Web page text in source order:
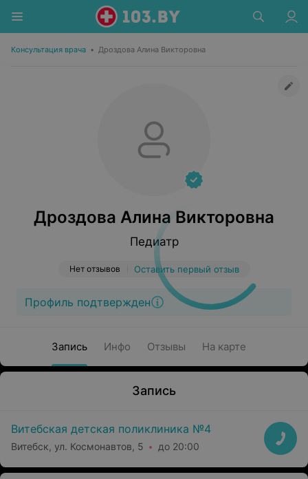
Консультация врача • Дроздова Алина Викторовна
Дроздова Алина Викторовна
Педиатр
Нет отзывов Оставить первый отзыв
Профиль подтвержден
Запись Инфо Отзывы На карте
Запись
Витебская детская поликлиника №4
Витебск, ул. Космонавтов, 5 до 20:00